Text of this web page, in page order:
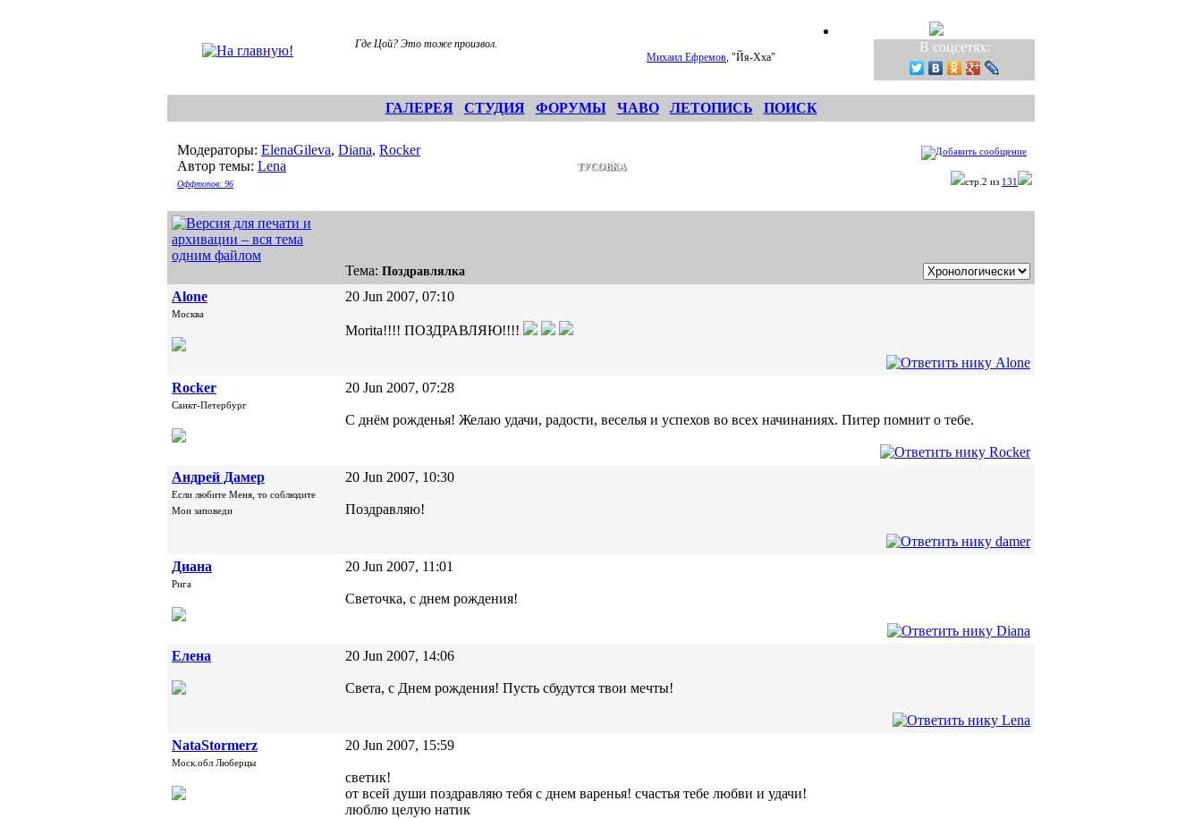
Где Цой? Это тоже произвол.
Михаил Ефремов, "Йя-Хха"
В соцсетях:
ГАЛЕРЕЯ СТУДИЯ ФОРУМЫ ЧАВО ЛЕТОПИСЬ ПОИСК
Модераторы: ElenaGileva, Diana, Rocker
Автор темы: Lena
Оффтопов: 96
ТУСОВКА
стр.2 из 131
Тема: Поздравлялка
Alone
Москва
20 Jun 2007, 07:10
Morita!!!! ПОЗДРАВЛЯЮ!!!!
Rocker
Санкт-Петербург
20 Jun 2007, 07:28
С днём рожденья! Желаю удачи, радости, веселья и успехов во всех начинаниях. Питер помнит о тебе.
Андрей Дамер
Если любите Меня, то соблюдите
Мои заповеди
20 Jun 2007, 10:30
Поздравляю!
Диана
Рига
20 Jun 2007, 11:01
Светочка, с днем рождения!
Елена 20 Jun 2007, 14:06
Света, с Днем рождения! Пусть сбудутся твои мечты!
NataStormerz
Моск.обл Люберцы
20 Jun 2007, 15:59
светик!
от всей души поздравляю тебя с днем варенья! счастья тебе любви и удачи!
люблю целую натик